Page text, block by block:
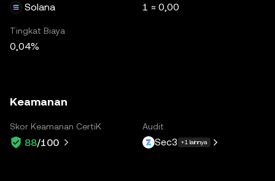
Solana 1 ≈ 0,00
Tingkat Biaya
0,04%
Keamanan
Skor Keamanan CertiK
88/100
Audit
Sec3 +1 lainnya